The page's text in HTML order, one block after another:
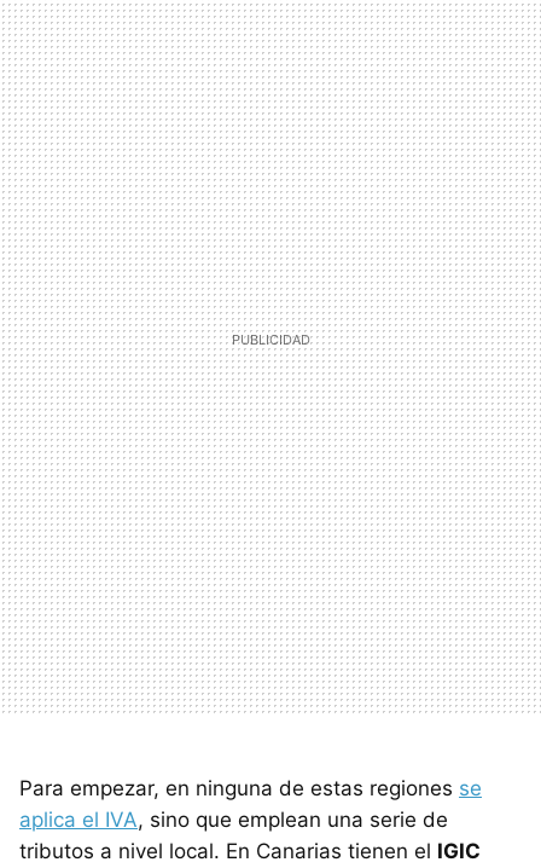
Para empezar, en ninguna de estas regiones se
aplica el IVA, sino que emplean una serie de
tributos a nivel local. En Canarias tienen el IGIC